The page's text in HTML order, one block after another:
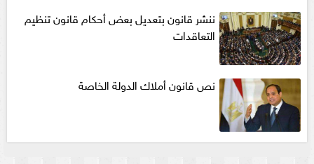
ننشر قانون بتعديل بعض أحكام قانون تنظيم
التعاقدات
نص قانون أملاك الدولة الخاصة